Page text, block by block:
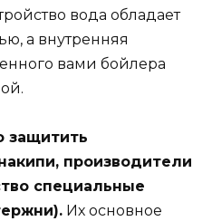
вода обладает
а внутренняя
вами бойлера
защитить
производители
специальные
Их основное